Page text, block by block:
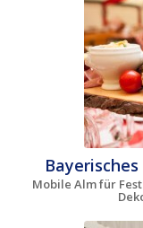
Mobile Alm für